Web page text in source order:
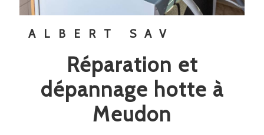
ALBERT SAV
réparation et
dépannage hotte à
Meudon